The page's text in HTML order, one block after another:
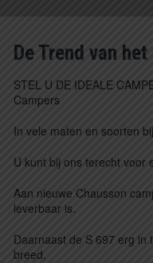
De Trend van
STEL U DE IDEALE
Campers
In vele maten en soorten
U kunt bij ons terecht voor
Aan nieuwe Chausson
leverbaar is.
Daarnaast de S 697 erg in
breed.